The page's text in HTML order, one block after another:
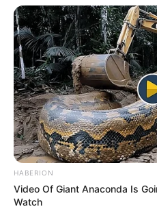
HABERION
Video Of Giant Anaconda Is
Watch